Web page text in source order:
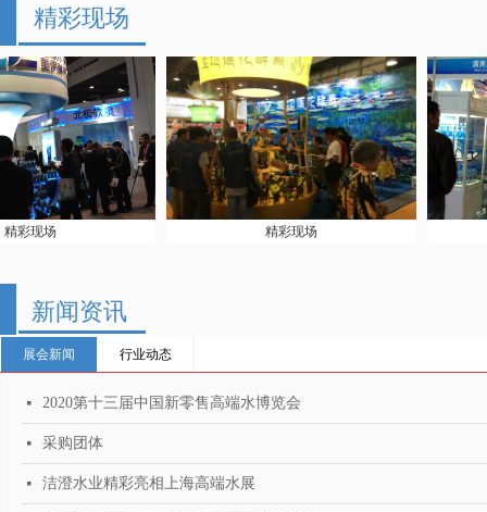
精彩现场
新闻资讯
展会新闻 行业动态
넷 2020第十三届中国新零售高端水博览会
넷 采购团体
넷 洁澄水业精彩亮相上海高端水展
场 精彩现场